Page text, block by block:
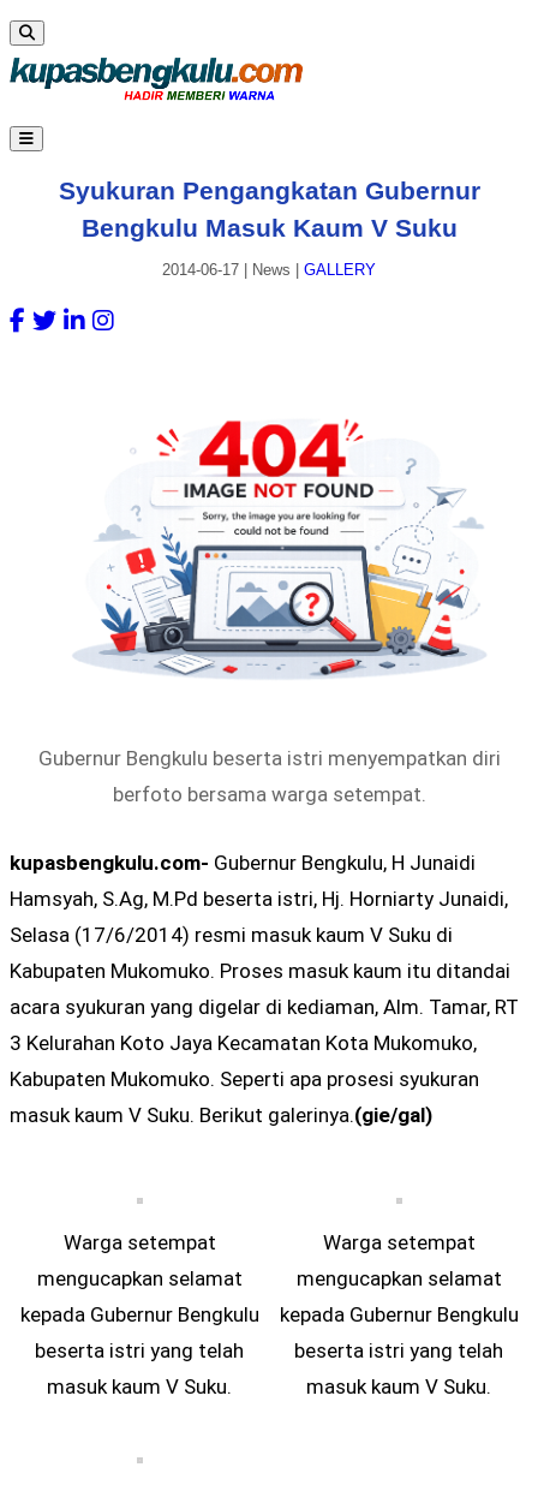
Syukuran Pengangkatan Gubernur
Bengkulu Masuk Kaum V Suku
2014-06-17 News GALLERY
Gubernur Bengkulu beserta istri menyempatkan diri
berfoto bersama warga setempat.
kupasbengkulu.com- Gubernur Bengkulu, H Junaidi
Hamsyah, S.Ag, M.Pd beserta istri, Hj. Horniarty Junaidi,
Selasa (17/6/2014) resmi masuk kaum V Suku di
Kabupaten Mukomuko. Proses masuk kaum itu ditandai
acara syukuran yang digelar di kediaman, Alm. Tamar, RT
3 Kelurahan Koto Jaya Kecamatan Kota Mukomuko,
Kabupaten Mukomuko. Seperti apa prosesi syukuran
masuk kaum V Suku. Berikut galerinya.(gie/gal)
Warga setempat
mengucapkan selamat
kepada Gubernur Bengkulu
beserta istri yang telah
masuk kaum V Suku.
Warga setempat
mengucapkan selamat
kepada Gubernur Bengkulu
beserta istri yang telah
masuk kaum V Suku.